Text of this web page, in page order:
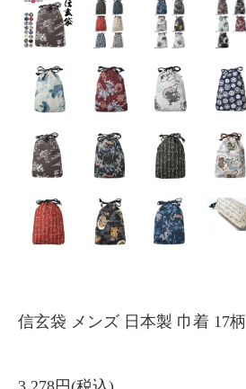
信玄袋 メンズ 日本製 巾着 17柄